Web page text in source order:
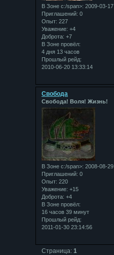
В Зоне с:/span>: 2009-03-17
Приглашений: 0
Опыт: 227
Уважение: +4
Доброта: +7
В Зоне провёл:
4 дня 13 часов
Прошлый рейд:
2010-06-20 13:33:14
Свобода
Свобода! Воля! Жизнь!
В Зоне с:/span>: 2008-08-29
Приглашений: 0
Опыт: 220
Уважение: +15
Доброта: +4
В Зоне провёл:
16 часов 39 минут
Прошлый рейд:
2011-01-30 23:14:56
Страница:1